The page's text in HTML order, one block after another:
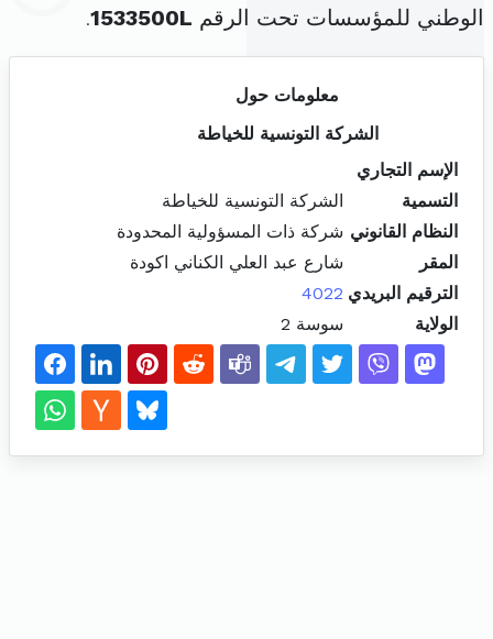
الوطني للمؤسسات تحت الرقم 1533500L
.
معلومات حول
الشركة التونسية للخياطة
الإسم التجاري
التسمية
الشركة التونسية للخياطة
النظام القانوني شركة ذات المسؤولية المحدودة
المقر
شارع عبد العلي الكناني اكودة
الترقيم البريدي 4022
الولاية
سوسة 2